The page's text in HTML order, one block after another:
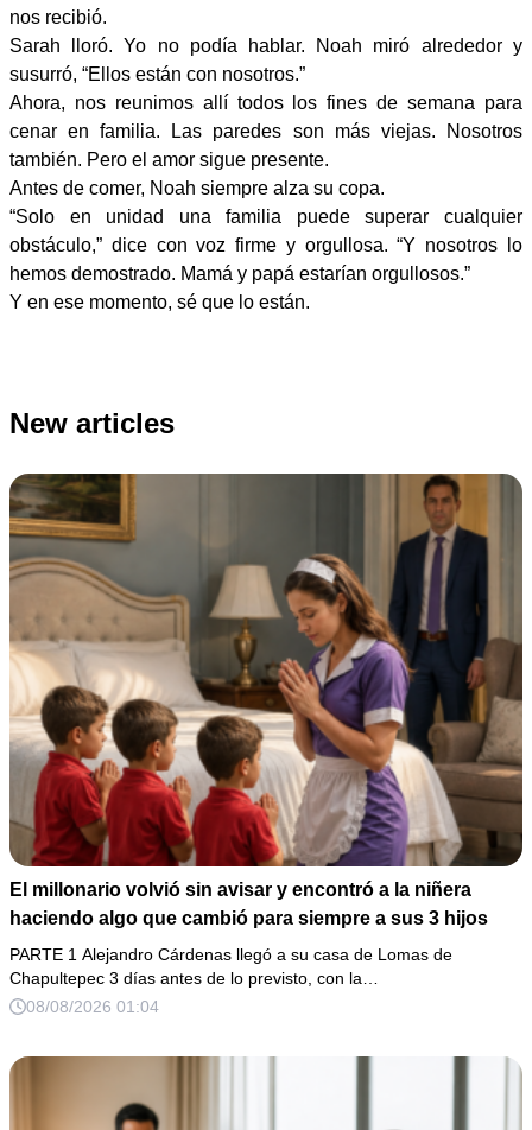
nos recibió.
Sarah lloró. Yo no podía hablar. Noah miró alrededor y
susurró, “Ellos están con nosotros.”
Ahora, nos reunimos allí todos los fines de semana para
cenar en familia. Las paredes son más viejas. Nosotros
también. Pero el amor sigue presente.
Antes de comer, Noah siempre alza su copa.
“Solo en unidad una familia puede superar cualquier
obstáculo,” dice con voz firme y orgullosa. “Y nosotros lo
hemos demostrado. Mamá y papá estarían orgullosos.”
Y en ese momento, sé que lo están.
New articles
El millonario volvió sin avisar y encontró a la niñera
haciendo algo que cambió para siempre a sus 3 hijos
PARTE 1 Alejandro Cárdenas llegó a su casa de Lomas de
Chapultepec 3 días antes de lo previsto, con la…
08/08/2026 01:04